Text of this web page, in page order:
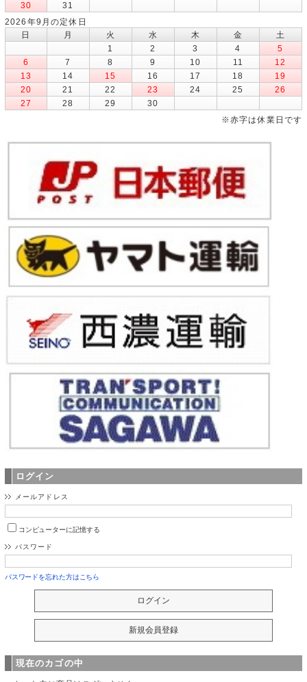
30
31
2026年9月の定休日
日
月 火 水 木 金
土
1
2 3 4
5
6
7 8 9 10 11
12
13
14 15 16 17 18
19
20
21 22 23 24 25
26
27
28 29
30
※赤字は休業日です
ログイン
メールアドレス
コンピューターに記憶する
パスワード
パスワードを忘れた方はこちら
現在のカゴの中